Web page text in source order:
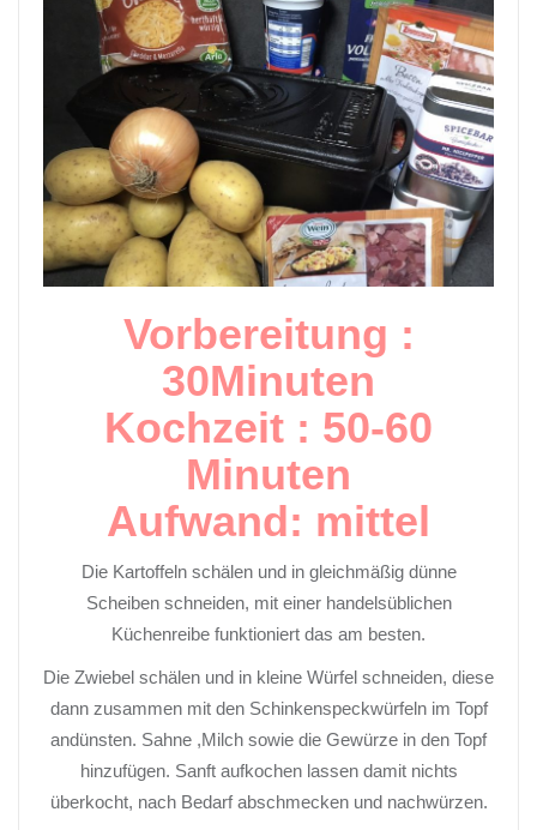
Vorbereitung :
30Minuten
Kochzeit : 50-60
Minuten
Aufwand: mittel
Die Kartoffeln schälen und in gleichmäßig dünne
Scheiben schneiden, mit einer handelsüblichen
Küchenreibe funktioniert das am besten.
Die Zwiebel schälen und in kleine Würfel schneiden, diese
dann zusammen mit den Schinkenspeckwürfeln im Topf
andünsten. Sahne ,Milch sowie die Gewürze in den Topf
hinzufügen. Sanft aufkochen lassen damit nichts
überkocht, nach Bedarf abschmecken und nachwürzen.